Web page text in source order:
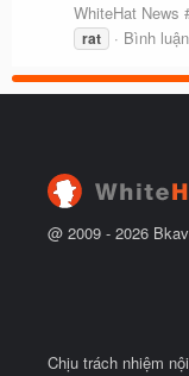
WhiteHat News
rat Bình
@ 2009 - 2026
Chịu trách nhiệm